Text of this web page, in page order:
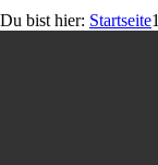
Du bist hier: Startseite1